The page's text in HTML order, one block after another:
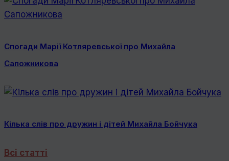
Спогади Марії Котляревської про Михайла
Сапожникова
Кілька слів про дружин і дітей Михайла Бойчука
Всі статті